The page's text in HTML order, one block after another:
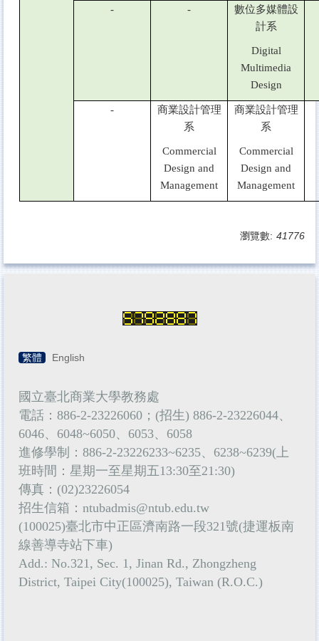
- -
數位多媒體設
計系
Digital
Multimedia
Design
-
商業設計管理
系
Commercial
Design and
Management
商業設計管理
系
Commercial
Design and
Management
瀏覽數: 41776
繁體 English
國立臺北商業大學教務處
電話：886-2-23226060；(招生) 886-2-23226044、
6046、6048~6050、6053、6058
進修學制：886-2-23226233~6235、6238~6239(上
班時間：星期一至星期五13:30至21:30)
傳真：(02)23226054
招生信箱： ntubadmis@ntub.edu.tw
(100025)臺北市中正區濟南路一段321號(捷運板南
線善導寺站下車)
Add.: No.321, Sec. 1, Jinan Rd., Zhongzheng
District, Taipei City(100025), Taiwan (R.O.C.)